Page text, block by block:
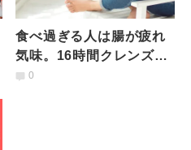
食べ過ぎる人は腸が疲れ
気味。16時間クレンズで
腸を休ませよう
0